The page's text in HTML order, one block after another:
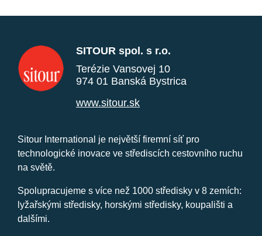
SITOUR spol. s r.o.
Terézie Vansovej 10
974 01 Banská Bystrica
www.sitour.sk
Sitour International je největší firemní síť pro
technologické inovace ve střediscích cestovního ruchu
na světě.
Spolupracujeme s více než 1000 středisky v 8 zemích:
lyžařskými středisky, horskými středisky, koupališti a
dalšími.